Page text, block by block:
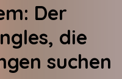
Der
die
suchen